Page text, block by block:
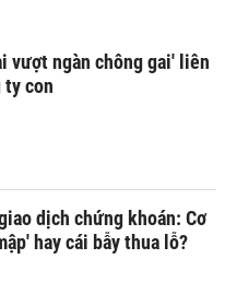
vượt ngàn chông gai' liên
con
dịch chứng khoán: Cơ
hay cái bẫy thua lỗ?